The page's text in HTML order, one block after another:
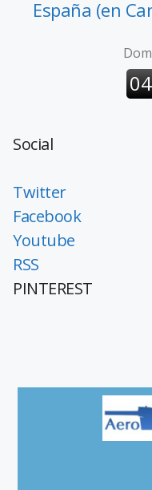
España (en
Social
Twitter
Facebook
Youtube
RSS
PINTEREST